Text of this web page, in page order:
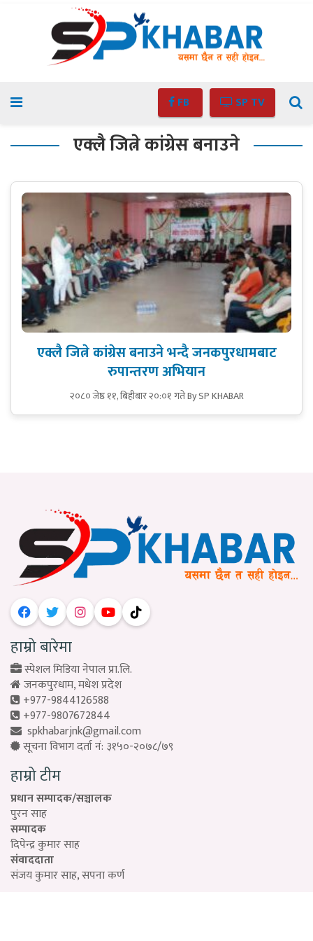
FB SP TV
एक्लै जित्ने कांग्रेस बनाउने
एक्लै जित्ने कांग्रेस बनाउने भन्दै जनकपुरधामबाट
रुपान्तरण अभियान
२०८० जेष्ठ ११, बिहीबार २०:०१ गतेBy SP KHABAR
हाम्रो बारेमा
स्पेशल मिडिया नेपाल प्रा.लि.
जनकपुरधाम, मधेश प्रदेश
+977-9844126588
+977-9807672844
spkhabarjnk@gmail.com
सूचना विभाग दर्ता नं: ३१५०-२०७८/७९
हाम्रो टीम
प्रधान सम्पादक/सञ्चालक
पुरन साह
सम्पादक
दिपेन्द्र कुमार साह
संवाददाता
संजय कुमार साह, सपना कर्ण